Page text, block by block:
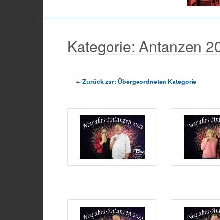
Kategorie: Antanzen
Zurück zur: Übergeordneten Kategorie